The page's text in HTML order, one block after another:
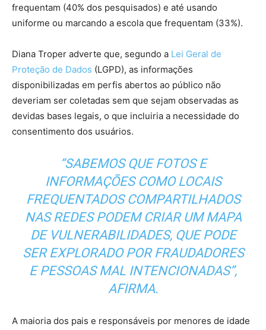
frequentam (40% dos pesquisados) e até usando
uniforme ou marcando a escola que frequentam (33%).
Diana Troper adverte que, segundo a Lei Geral de
Proteção de Dados (LGPD), as informações
disponibilizadas em perfis abertos ao público não
deveriam ser coletadas sem que sejam observadas as
devidas bases legais, o que incluiria a necessidade do
consentimento dos usuários.
“SABEMOS QUE FOTOS E
INFORMAÇÕES COMO LOCAIS
FREQUENTADOS COMPARTILHADOS
NAS REDES PODEM CRIAR UM MAPA
DE VULNERABILIDADES, QUE PODE
SER EXPLORADO POR FRAUDADORES
E PESSOAS MAL INTENCIONADAS”,
AFIRMA.
A maioria dos pais e responsáveis por menores de idade